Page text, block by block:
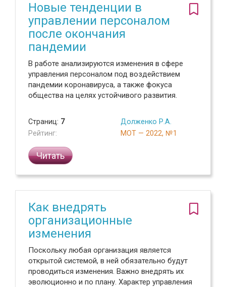
Новые тенденции в
управлении персоналом
после окончания
пандемии
В работе анализируются изменения в сфере
управления персоналом под воздействием
пандемии коронавируса, а также фокуса
общества на целях устойчивого развития.
Страниц: 7
Рейтинг:
Долженко Р.А.
МОТ — 2022, №1
Читать
Как внедрять
организационные
изменения
Поскольку любая организация является
открытой системой, в ней обязательно будут
проводиться изменения. Важно внедрять их
эволюционно и по плану. Характер управления